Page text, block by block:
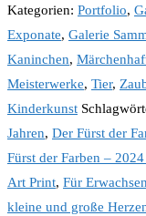
Kategorien: Portfolio,
Exponate, Galerie
Kaninchen,
Meisterwerke, Tier,
Kinderkunst
Jahren, Der Fürst der
Fürst der Farben –
Art Print, Für
kleine und große